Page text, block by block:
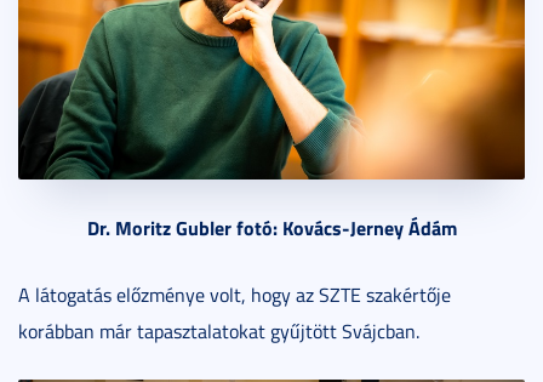
Dr. Moritz Gubler fotó: Kovács-Jerney Ádám
A látogatás előzménye volt, hogy az SZTE szakértője
korábban már tapasztalatokat gyűjtött Svájcban.